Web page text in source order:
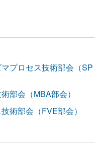
プロセス技術部会（SP
部会（MBA部会）
術部会（FVE部会）